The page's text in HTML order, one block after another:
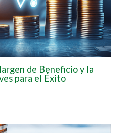
de Beneficio y la
para el Éxito